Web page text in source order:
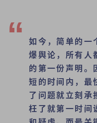
如今，简单的一
爆舆论，所有人
的第一份声明。
短的时间内，最
了问题就立刻承
枉了就第一时间